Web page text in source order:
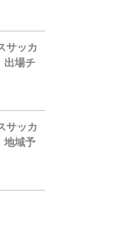
サッカ
出場チ
サッカ
地域予